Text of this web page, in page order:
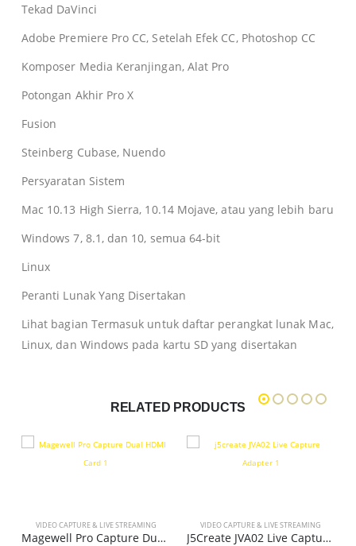
Tekad DaVinci
Adobe Premiere Pro CC, Setelah Efek CC, Photoshop CC
Komposer Media Keranjingan, Alat Pro
Potongan Akhir Pro X
Fusion
Steinberg Cubase, Nuendo
Persyaratan Sistem
Mac 10.13 High Sierra, 10.14 Mojave, atau yang lebih baru
Windows 7, 8.1, dan 10, semua 64-bit
Linux
Peranti Lunak Yang Disertakan
Lihat bagian Termasuk untuk daftar perangkat lunak Mac,
Linux, dan Windows pada kartu SD yang disertakan
RELATED PRODUCTS
VIDEO CAPTURE & LIVE STREAMING
Magewell Pro Capture Dual HDMI Card (2 Channel)
VIDEO CAPTURE & LIVE STREAMING
J5Create JVA02 Live Capture HDMI to USB-C